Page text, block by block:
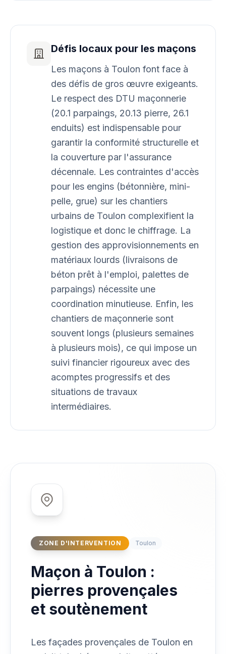
Défis locaux pour les maçons
Les maçons à Toulon font face à
des défis de gros œuvre exigeants.
Le respect des DTU maçonnerie
(20.1 parpaings, 20.13 pierre, 26.1
enduits) est indispensable pour
garantir la conformité structurelle et
la couverture par l'assurance
décennale. Les contraintes d'accès
pour les engins (bétonnière, mini-
pelle, grue) sur les chantiers
urbains de Toulon complexifient la
logistique et donc le chiffrage. La
gestion des approvisionnements en
matériaux lourds (livraisons de
béton prêt à l'emploi, palettes de
parpaings) nécessite une
coordination minutieuse. Enfin, les
chantiers de maçonnerie sont
souvent longs (plusieurs semaines
à plusieurs mois), ce qui impose un
suivi financier rigoureux avec des
acomptes progressifs et des
situations de travaux
intermédiaires.
ZONE D'INTERVENTION Toulon
Maçon à Toulon :
pierres provençales
et soutènement
Les façades provençales de Toulon en